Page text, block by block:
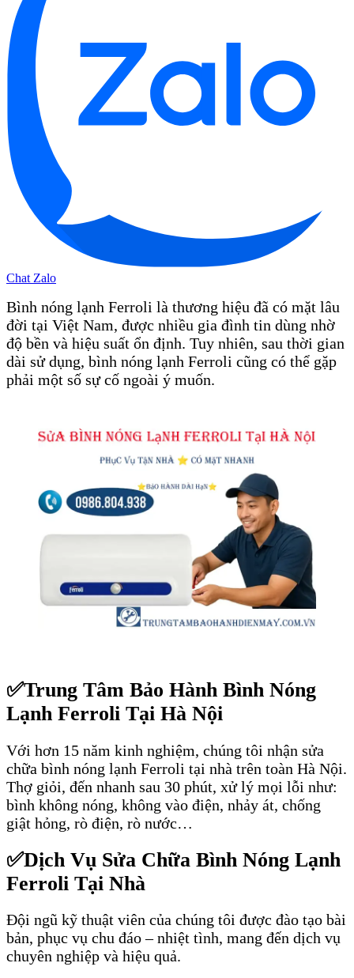
Chat Zalo
Bình nóng lạnh Ferroli là thương hiệu đã có mặt lâu
đời tại Việt Nam, được nhiều gia đình tin dùng nhờ
độ bền và hiệu suất ổn định. Tuy nhiên, sau thời gian
dài sử dụng, bình nóng lạnh Ferroli cũng có thể gặp
phải một số sự cố ngoài ý muốn.
✅Trung Tâm Bảo Hành Bình Nóng
Lạnh Ferroli Tại Hà Nội
Với hơn 15 năm kinh nghiệm, chúng tôi nhận sửa
chữa bình nóng lạnh Ferroli tại nhà trên toàn Hà Nội.
Thợ giỏi, đến nhanh sau 30 phút, xử lý mọi lỗi như:
bình không nóng, không vào điện, nhảy át, chống
giật hỏng, rò điện, rò nước…
✅Dịch Vụ Sửa Chữa Bình Nóng Lạnh
Ferroli Tại Nhà
Đội ngũ kỹ thuật viên của chúng tôi được đào tạo bài
bản, phục vụ chu đáo – nhiệt tình, mang đến dịch vụ
chuyên nghiệp và hiệu quả.